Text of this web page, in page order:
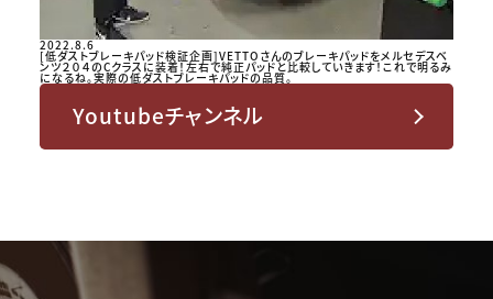
2022.8.6
[低ダストブレーキパッド検証企画]VETTOさんのブレーキパッドをメルセデスベ
ンツ２０４のCクラスに装着！左右で純正パッドと比較していきます！これで明るみ
になるね。実際の低ダストブレーキパッドの品質。
Youtubeチャンネル